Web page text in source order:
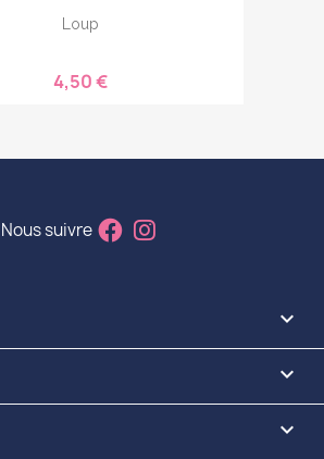
Loup
4,50 €
Nous suivre


